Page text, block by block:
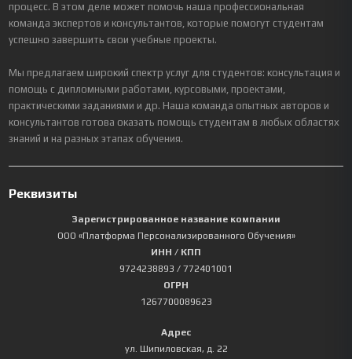
процесс. В этом деле может помочь наша профессиональная
команда экспертов и консультантов, которые помогут студентам
успешно завершить свои учебные проекты.
Мы предлагаем широкий спектр услуг для студентов: консультация и
помощь с дипломными работами, курсовыми, проектами,
практическими заданиями и др. Наша команда опытных авторов и
консультантов готова оказать помощь студентам в любых областях
знаний и на разных этапах обучения.
Реквизиты
Зарегистрированное название компании
ООО «Платформа Персонализированного Обучения»
ИНН / КПП
9724238893 / 772401001
ОГРН
1267700089623
Адрес
ул. Шипиловская, д. 22